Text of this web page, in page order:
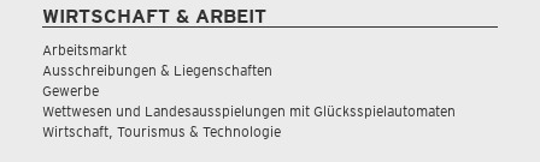
WIRTSCHAFT & ARBEIT
Arbeitsmarkt
Ausschreibungen & Liegenschaften
Gewerbe
Wettwesen und Landesausspielungen mit Glücksspielautomaten
Wirtschaft, Tourismus & Technologie